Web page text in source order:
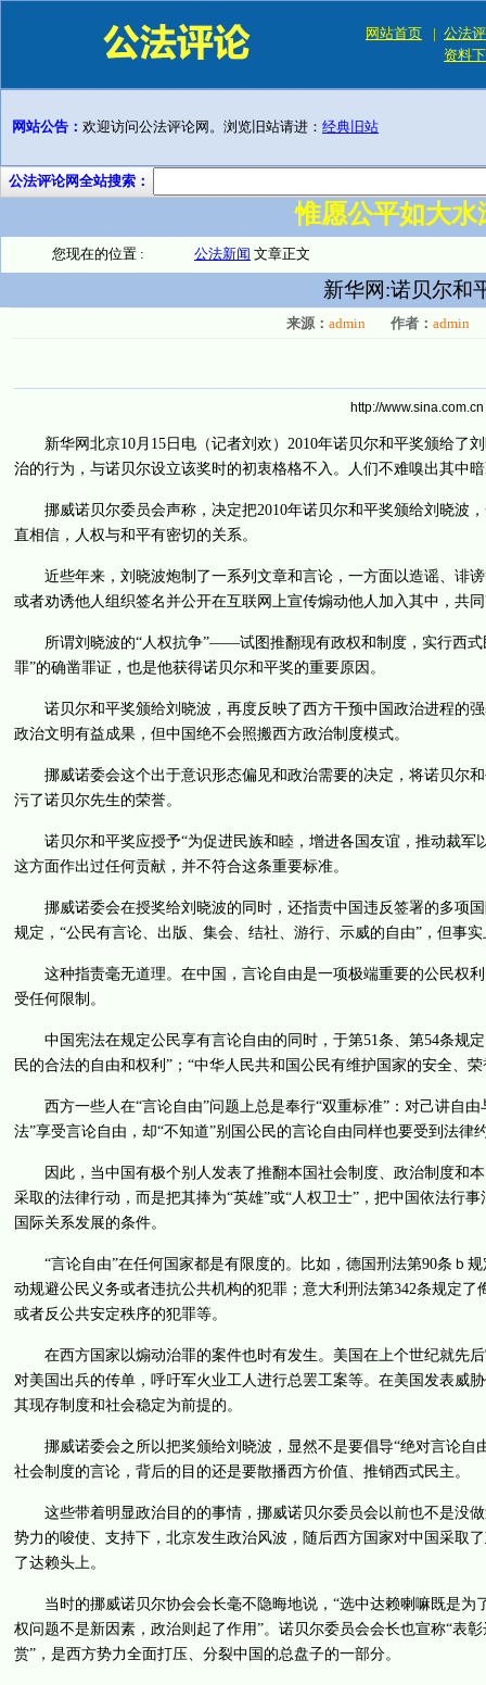
网站首页 | 公法
资料
网站公告： 欢迎访问公法评论网。浏览旧站请进： 经典旧站
公法评论网全站搜索：
惟愿公平如大
您现在的位置 : 公法新闻 文章正文
新华网:诺贝尔和
来源： admin 作者： admin
http://www.sina.com.cn
新华网北京10月15日电（记者刘欢）2010年诺贝尔和平奖颁给了
治的行为，与诺贝尔设立该奖时的初衷格格不入。人们不难嗅出其中
挪威诺贝尔委员会声称，决定把2010年诺贝尔和平奖颁给刘晓波
直相信，人权与和平有密切的关系。
近些年来，刘晓波炮制了一系列文章和言论，一方面以造谣、诽谤
或者劝诱他人组织签名并公开在互联网上宣传煽动他人加入其中，共
所谓刘晓波的“人权抗争”——试图推翻现有政权和制度，实行西式
罪”的确凿罪证，也是他获得诺贝尔和平奖的重要原因。
诺贝尔和平奖颁给刘晓波，再度反映了西方干预中国政治进程的强
政治文明有益成果，但中国绝不会照搬西方政治制度模式。
挪威诺委会这个出于意识形态偏见和政治需要的决定，将诺贝尔和
污了诺贝尔先生的荣誉。
诺贝尔和平奖应授予“为促进民族和睦，增进各国友谊，推动裁军
这方面作出过任何贡献，并不符合这条重要标准。
挪威诺委会在授奖给刘晓波的同时，还指责中国违反签署的多项国
规定，“公民有言论、出版、集会、结社、游行、示威的自由”，但事
这种指责毫无道理。在中国，言论自由是一项极端重要的公民权利
受任何限制。
中国宪法在规定公民享有言论自由的同时，于第51条、第54条规
民的合法的自由和权利”；“中华人民共和国公民有维护国家的安全、
西方一些人在“言论自由”问题上总是奉行“双重标准”：对己讲自由
法”享受言论自由，却“不知道”别国公民的言论自由同样也要受到法律
因此，当中国有极个别人发表了推翻本国社会制度、政治制度和本
采取的法律行动，而是把其捧为“英雄”或“人权卫士”，把中国依法行
国际关系发展的条件。
“言论自由”在任何国家都是有限度的。比如，德国刑法第90条ｂ规
动规避公民义务或者违抗公共机构的犯罪；意大利刑法第342条规定
或者反公共安定秩序的犯罪等。
在西方国家以煽动治罪的案件也时有发生。美国在上个世纪就先后
对美国出兵的传单，呼吁军火业工人进行总罢工案等。在美国发表威
其现存制度和社会稳定为前提的。
挪威诺委会之所以把奖颁给刘晓波，显然不是要倡导“绝对言论自
社会制度的言论，背后的目的还是要散播西方价值、推销西式民主。
这些带着明显政治目的的事情，挪威诺贝尔委员会以前也不是没做
势力的唆使、支持下，北京发生政治风波，随后西方国家对中国采取
了达赖头上。
当时的挪威诺贝尔协会会长毫不隐晦地说，“选中达赖喇嘛既是为
权问题不是新因素，政治则起了作用”。诺贝尔委员会会长也宣称“表
赏”，是西方势力全面打压、分裂中国的总盘子的一部分。